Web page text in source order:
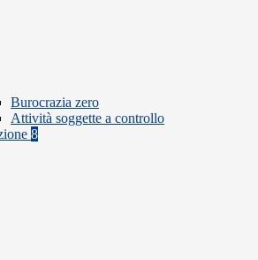
Burocrazia zero
Attività soggette a controllo
8